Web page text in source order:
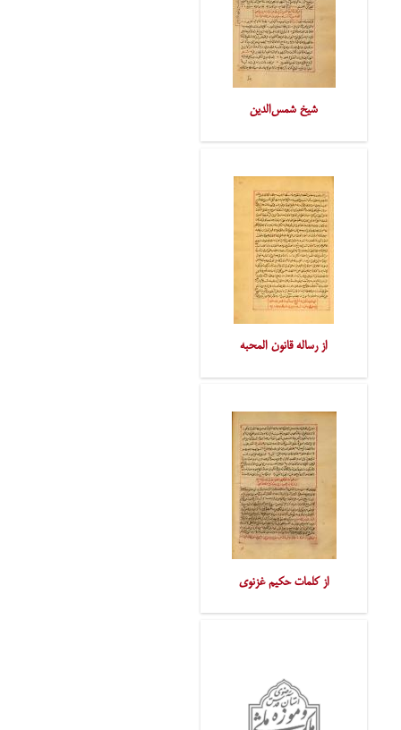
شیخ شمس‌الدین
از رساله قانون المحبه
از کلمات حکیم غزنوی